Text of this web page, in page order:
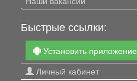
Быстрые ссылки:
Установить приложение
Личный кабинет